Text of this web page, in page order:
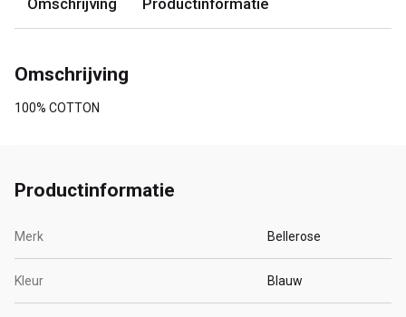
Omschrijving Productinformatie
Omschrijving
100% COTTON
Productinformatie
Merk Bellerose
Kleur Blauw